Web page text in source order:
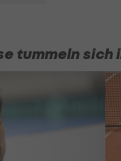
tummeln sich